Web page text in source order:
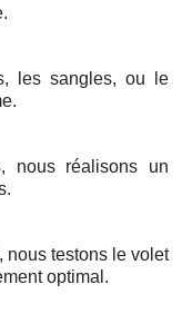
les sangles, ou le
nous réalisons un
nous testons le volet
optimal.